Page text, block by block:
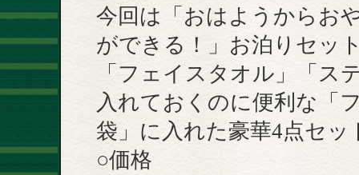
今回は「おはようからお
ができる！」お泊りセッ
「フェイスタオル」「ス
入れておくのに便利な「
袋」に入れた豪華4点セッ
○価格